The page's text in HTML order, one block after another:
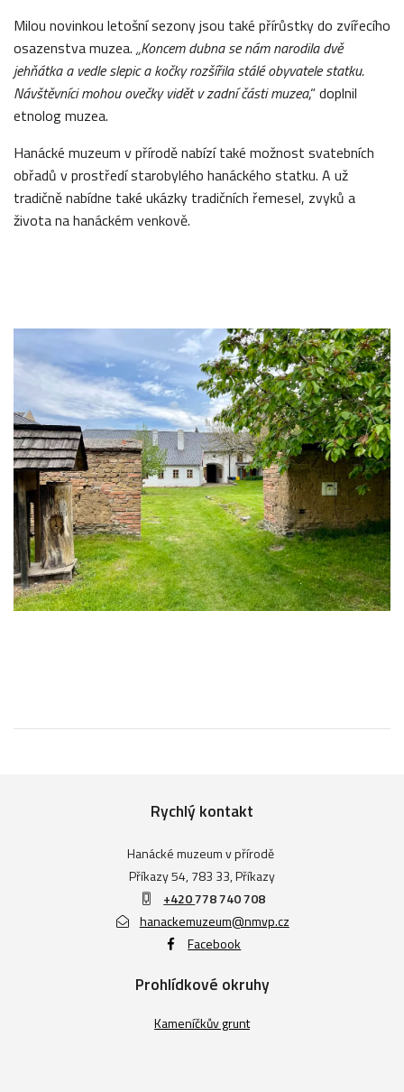
Milou novinkou letošní sezony jsou také přírůstky do zvířecího
osazenstva muzea. „Koncem dubna se nám narodila dvě
jehňátka a vedle slepic a kočky rozšířila stálé obyvatele statku.
Návštěvníci mohou ovečky vidět v zadní části muzea,“ doplnil
etnolog muzea.
Hanácké muzeum v přírodě nabízí také možnost svatebních
obřadů v prostředí starobylého hanáckého statku. A už
tradičně nabídne také ukázky tradičních řemesel, zvyků a
života na hanáckém venkově.
Rychlý kontakt
Hanácké muzeum v přírodě
Příkazy 54, 783 33, Příkazy
+420778 740 708
hanackemuzeum@nmvp.cz
Facebook
Prohlídkové okruhy
Kameníčkův grunt